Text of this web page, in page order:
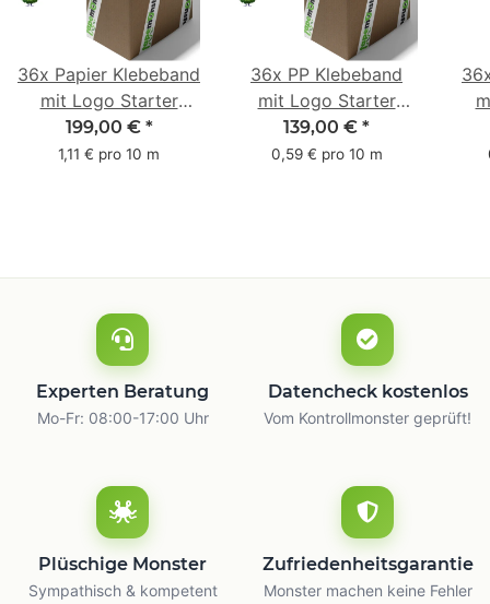
36x Papier Klebeband
mit Logo Starter
Pack - 1-farbig- 50
mm x 50 m - mit
199,00 € *
1,11 € pro 10 m
36x PP Klebeband
mit Logo Starter
Pack - 1-farbig- 48
mm x 66 m
139,00 € *
0,59 € pro 10 m
Experten Beratung
Mo-Fr: 08:00-17:00 Uhr
Datencheck kostenlos
Vom Kontrollmonster geprüft!
Plüschige Monster
Sympathisch & kompetent
Zufriedenheitsgarantie
Monster machen keine Fehler